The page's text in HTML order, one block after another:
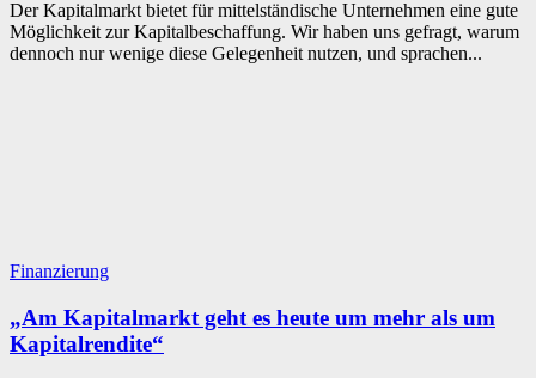
Der Kapitalmarkt bietet für mittelständische Unternehmen eine gute
Möglichkeit zur Kapitalbeschaffung. Wir haben uns gefragt, warum
dennoch nur wenige diese Gelegenheit nutzen, und sprachen...
Finanzierung
„Am Kapitalmarkt geht es heute um mehr als um
Kapitalrendite“